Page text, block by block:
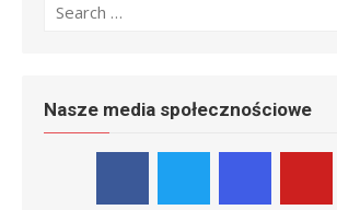
for:
Nasze media społecznościowe